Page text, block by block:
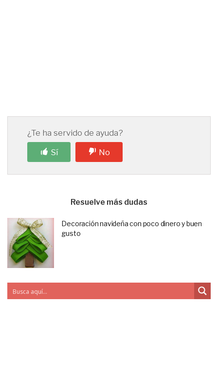
¿Te ha servido de ayuda?
Sí
No
Resuelve más dudas
Decoración navideña con poco dinero y buen
gusto